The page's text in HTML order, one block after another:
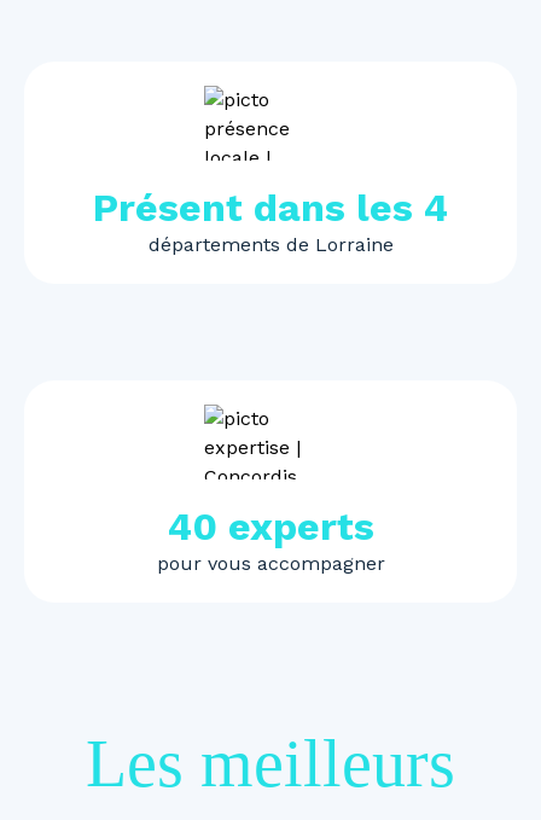
Présent dans les 4
départements de Lorraine
40 experts
pour vous accompagner
Les meilleurs